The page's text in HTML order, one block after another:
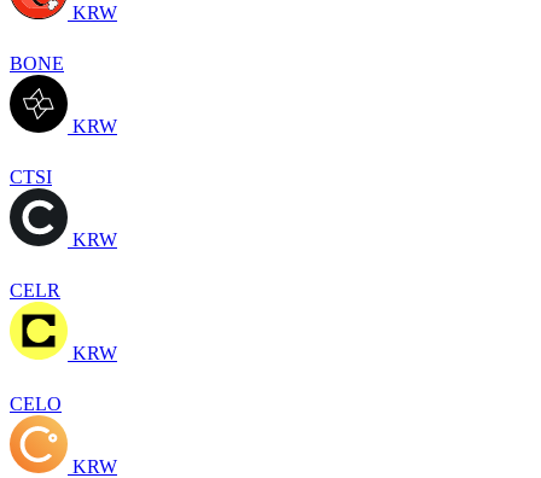
KRW
BONE
KRW
CTSI
KRW
CELR
KRW
CELO
KRW